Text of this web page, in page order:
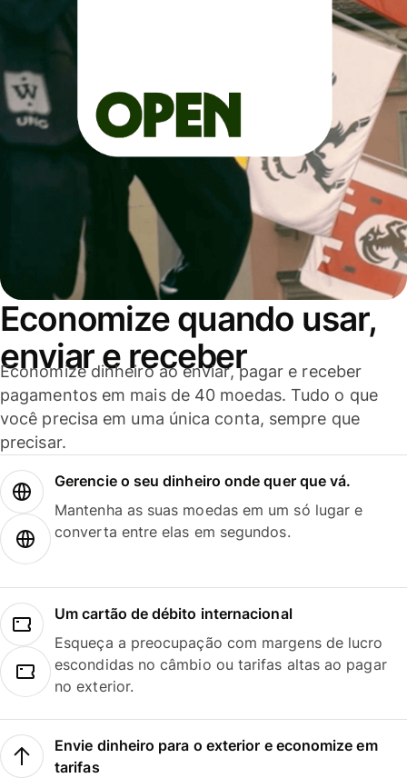
Economize quando usar,
enviar e receber
Economize dinheiro ao enviar, pagar e receber
pagamentos em mais de 40 moedas. Tudo o que
você precisa em uma única conta, sempre que
precisar.
Gerencie o seu dinheiro onde quer que vá.
Mantenha as suas moedas em um só lugar e
converta entre elas em segundos.
Um cartão de débito internacional
Esqueça a preocupação com margens de lucro
escondidas no câmbio ou tarifas altas ao pagar
no exterior.
Envie dinheiro para o exterior e economize em
tarifas